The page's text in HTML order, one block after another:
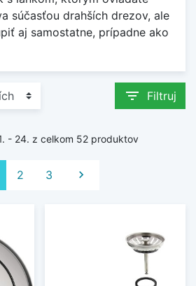
súčasťou drahších drezov, ale
aj samostatne, prípadne ako
filter_list Filtruj
- 24. z celkom 52 produktov
2 3 Ďalej
